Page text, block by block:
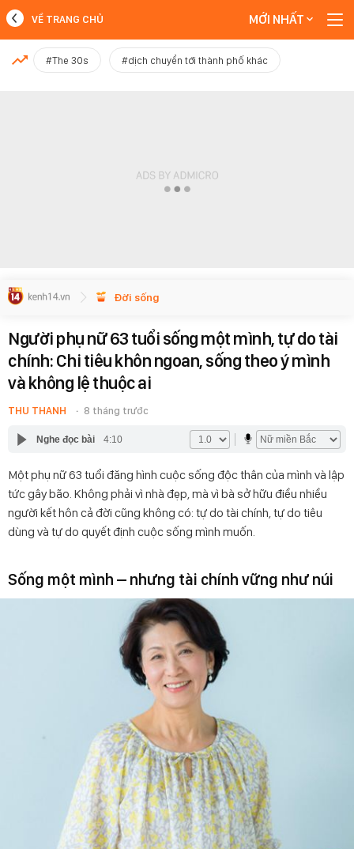
MỚI NHẤT
VỀ TRANG CHỦ MỚI NHẤT
#The 30s #dịch chuyển tới thành phố khác
Đời sống
Người phụ nữ 63 tuổi sống một mình, tự do tài
chính: Chi tiêu khôn ngoan, sống theo ý mình
và không lệ thuộc ai
THU THANH 8 tháng trước
Nghe đọc bài 4:10
Một phụ nữ 63 tuổi đăng hình cuộc sống độc thân của mình và lập
tức gây bão. Không phải vì nhà đẹp, mà vì bà sở hữu điều nhiều
người kết hôn cả đời cũng không có: tự do tài chính, tự do tiêu
dùng và tự do quyết định cuộc sống mình muốn.
Sống một mình – nhưng tài chính vững như núi